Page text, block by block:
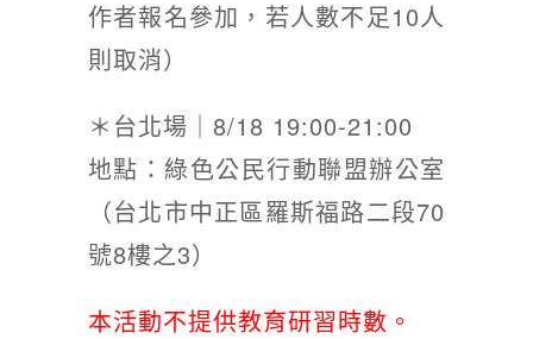
作者報名參加，若人數不足10人
則取消）
＊台北場｜8/18 19:00-21:00
地點：綠色公民行動聯盟辦公室
（台北市中正區羅斯福路二段70
號8樓之3）
本活動不提供教育研習時數。